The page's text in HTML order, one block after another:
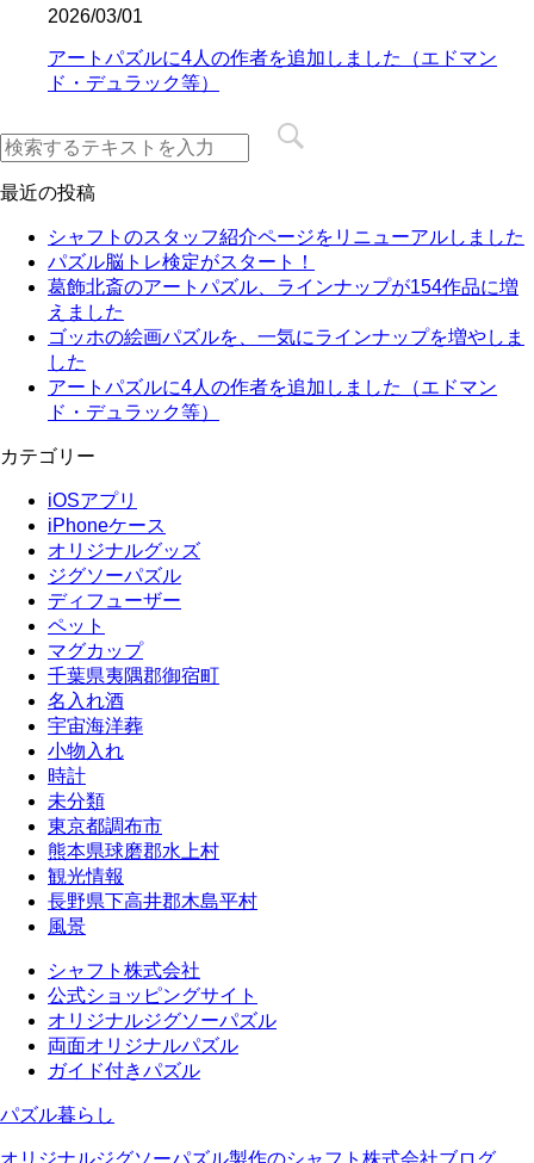
2026/03/01
アートパズルに4人の作者を追加しました（エドマン
ド・デュラック等）
最近の投稿
シャフトのスタッフ紹介ページをリニューアルしました
パズル脳トレ検定がスタート！
葛飾北斎のアートパズル、ラインナップが154作品に増
えました
ゴッホの絵画パズルを、一気にラインナップを増やしま
した
アートパズルに4人の作者を追加しました（エドマン
ド・デュラック等）
カテゴリー
iOSアプリ
iPhoneケース
オリジナルグッズ
ジグソーパズル
ディフューザー
ペット
マグカップ
千葉県夷隅郡御宿町
名入れ酒
宇宙海洋葬
小物入れ
時計
未分類
東京都調布市
熊本県球磨郡水上村
観光情報
長野県下高井郡木島平村
風景
シャフト株式会社
公式ショッピングサイト
オリジナルジグソーパズル
両面オリジナルパズル
ガイド付きパズル
パズル暮らし
オリジナルジグソーパズル製作のシャフト株式会社ブログ